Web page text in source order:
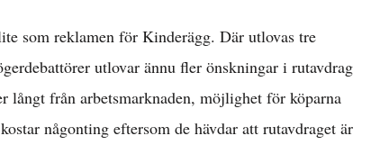
som reklamen för Kinderägg. Där utlovas tre
utlovar ännu fler önskningar i rutavdrag
långt från arbetsmarknaden, möjlighet för köparna
någonting eftersom de hävdar att rutavdraget är